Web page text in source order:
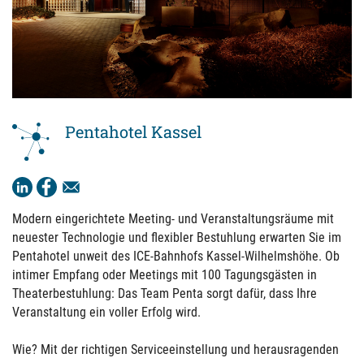
Pentahotel Kassel
Modern eingerichtete Meeting- und Veranstaltungsräume mit
neuester Technologie und flexibler Bestuhlung erwarten Sie im
Pentahotel unweit des ICE-Bahnhofs Kassel-Wilhelmshöhe. Ob
intimer Empfang oder Meetings mit 100 Tagungsgästen in
Theaterbestuhlung: Das Team Penta sorgt dafür, dass Ihre
Veranstaltung ein voller Erfolg wird.
Wie? Mit der richtigen Serviceeinstellung und herausragenden